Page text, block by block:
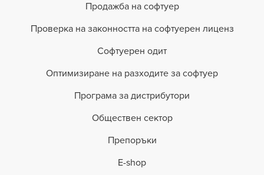
Продажба на софтуер
Проверка на законността на софтуерен лиценз
Софтуерен одит
Оптимизиране на разходите за софтуер
Програма за дистрибутори
Обществен сектор
Препоръки
E-shop